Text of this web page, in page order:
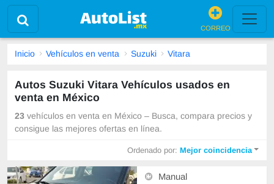
CORREO
Inicio Vehículos en venta Suzuki Vitara
Autos Suzuki Vitara Vehículos usados en
venta en México
23 vehículos en venta en México – Busca, compara precios y
consigue las mejores ofertas en línea.
Ordenado por:Mejor coincidencia
Manual